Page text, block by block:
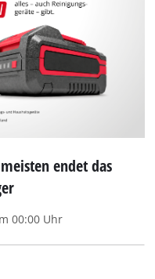
endet das
00:00 Uhr